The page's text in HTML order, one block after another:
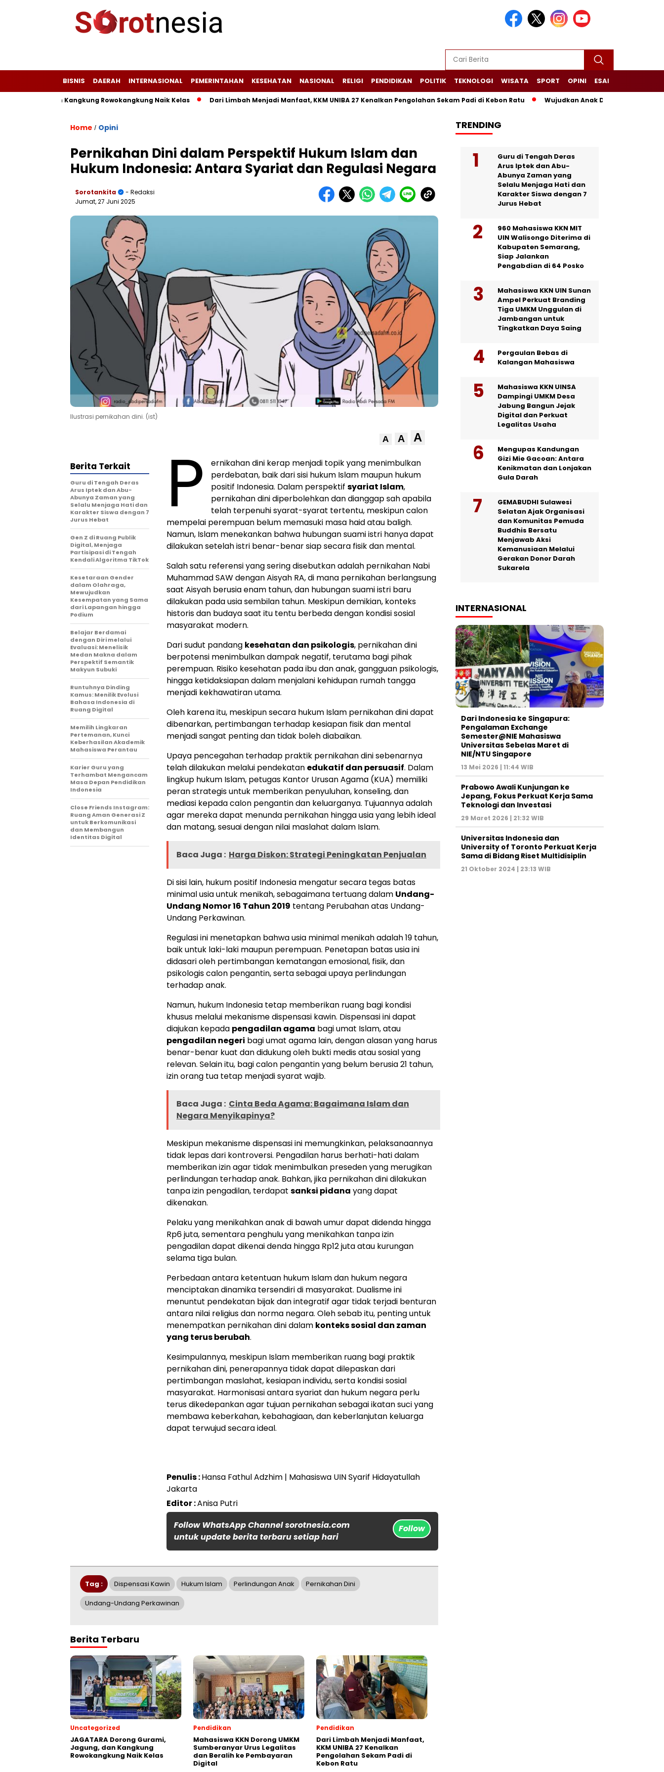
BISNIS DAERAH INTERNASIONAL PEMERINTAHAN KESEHATAN NASIONAL RELIGI PENDIDIKAN POLITIK TEKNOLOGI WISATA SPORT OPINI ESAI
dan Kangkung Rowokangkung Naik Kelas Dari Limbah Menjadi Manfaat, KKM UNIBA 27 Kenalkan Pengolahan Sekam Padi di Kebon Ratu Wujudkan Anak Desa Sehat dan Mandiri,
Home / Opini
Pernikahan Dini dalam Perspektif Hukum Islam dan
Hukum Indonesia: Antara Syariat dan Regulasi Negara
Sorotankita
- Redaksi
Jumat, 27 Juni 2025
Ilustrasi pernikahan dini. (ist)
A A A
P
ernikahan dini kerap menjadi topik yang menimbulkan
perdebatan, baik dari sisi hukum Islam maupun hukum
positif Indonesia. Dalam perspektifsyariat Islam,
pernikahan dini diperbolehkan dan dianggap sah apabila
telah terpenuhi syarat-syarat tertentu, meskipun calon
mempelai perempuan belum memasuki masa haid atau baligh.
Namun, Islam menekankan bahwa hubungan suami istri hanya dapat
dilakukan setelah istri benar-benar siap secara fisik dan mental.
Salah satu referensi yang sering disebutkan adalah pernikahan Nabi
Muhammad SAW dengan Aisyah RA, di mana pernikahan berlangsung
saat Aisyah berusia enam tahun, dan hubungan suami istri baru
dilakukan pada usia sembilan tahun. Meskipun demikian, konteks
historis dan budaya saat itu tentu berbeda dengan kondisi sosial
masyarakat modern.
Dari sudut pandang kesehatan dan psikologis, pernikahan dini
berpotensi menimbulkan dampak negatif, terutama bagi pihak
perempuan. Risiko kesehatan pada ibu dan anak, gangguan psikologis,
hingga ketidaksiapan dalam menjalani kehidupan rumah tangga
menjadi kekhawatiran utama.
Oleh karena itu, meskipun secara hukum Islam pernikahan dini dapat
dibenarkan, pertimbangan terhadap kesiapan fisik dan mental
menjadi sangat penting dan tidak boleh diabaikan.
Upaya pencegahan terhadap praktik pernikahan dini sebenarnya
telah dilakukan melalui pendekatan edukatif dan persuasif. Dalam
lingkup hukum Islam, petugas Kantor Urusan Agama (KUA) memiliki
peran strategis untuk memberikan penyuluhan, konseling, dan
mediasi kepada calon pengantin dan keluarganya. Tujuannya adalah
agar mereka dapat menunda pernikahan hingga usia yang lebih ideal
dan matang, sesuai dengan nilai maslahat dalam Islam.
Baca Juga : Harga Diskon: Strategi Peningkatan Penjualan
Di sisi lain, hukum positif Indonesia mengatur secara tegas batas
minimal usia untuk menikah, sebagaimana tertuang dalam Undang-
Undang Nomor 16 Tahun 2019 tentang Perubahan atas Undang-
Undang Perkawinan.
Regulasi ini menetapkan bahwa usia minimal menikah adalah 19 tahun,
baik untuk laki-laki maupun perempuan. Penetapan batas usia ini
didasari oleh pertimbangan kematangan emosional, fisik, dan
psikologis calon pengantin, serta sebagai upaya perlindungan
terhadap anak.
Namun, hukum Indonesia tetap memberikan ruang bagi kondisi
khusus melalui mekanisme dispensasi kawin. Dispensasi ini dapat
diajukan kepada pengadilan agama bagi umat Islam, atau
pengadilan negeri bagi umat agama lain, dengan alasan yang harus
benar-benar kuat dan didukung oleh bukti medis atau sosial yang
relevan. Selain itu, bagi calon pengantin yang belum berusia 21 tahun,
izin orang tua tetap menjadi syarat wajib.
Baca Juga : Cinta Beda Agama: Bagaimana Islam dan
Negara Menyikapinya?
Meskipun mekanisme dispensasi ini memungkinkan, pelaksanaannya
tidak lepas dari kontroversi. Pengadilan harus berhati-hati dalam
memberikan izin agar tidak menimbulkan preseden yang merugikan
perlindungan terhadap anak. Bahkan, jika pernikahan dini dilakukan
tanpa izin pengadilan, terdapat sanksi pidana yang dapat
dikenakan.
Pelaku yang menikahkan anak di bawah umur dapat didenda hingga
Rp6 juta, sementara penghulu yang menikahkan tanpa izin
pengadilan dapat dikenai denda hingga Rp12 juta atau kurungan
selama tiga bulan.
Perbedaan antara ketentuan hukum Islam dan hukum negara
menciptakan dinamika tersendiri di masyarakat. Dualisme ini
menuntut pendekatan bijak dan integratif agar tidak terjadi benturan
antara nilai religius dan norma negara. Oleh sebab itu, penting untuk
menempatkan pernikahan dini dalam konteks sosial dan zaman
yang terus berubah.
Kesimpulannya, meskipun Islam memberikan ruang bagi praktik
pernikahan dini, penerapannya tidak dapat dilepaskan dari
pertimbangan maslahat, kesiapan individu, serta kondisi sosial
masyarakat. Harmonisasi antara syariat dan hukum negara perlu
terus dikedepankan agar tujuan pernikahan sebagai ikatan suci yang
membawa keberkahan, kebahagiaan, dan keberlanjutan keluarga
dapat terwujud secara ideal.
Penulis :Hansa Fathul Adzhim | Mahasiswa UIN Syarif Hidayatullah
Jakarta
Editor :Anisa Putri
Follow WhatsApp Channel sorotnesia.com
untuk update berita terbaru setiap hari
Follow
Berita Terkait
Guru di Tengah Deras
Arus Iptek dan Abu-
Abunya Zaman yang
Selalu Menjaga Hati dan
Karakter Siswa dengan 7
Jurus Hebat
Gen Z di Ruang Publik
Digital, Menjaga
Partisipasi di Tengah
Kendali Algoritma TikTok
Kesetaraan Gender
dalam Olahraga,
Mewujudkan
Kesempatan yang Sama
dari Lapangan hingga
Podium
Belajar Berdamai
dengan Diri melalui
Evaluasi: Menelisik
Medan Makna dalam
Perspektif Semantik
Makyun Subuki
Runtuhnya Dinding
Kamus: Menilik Evolusi
Bahasa Indonesia di
Ruang Digital
Memilih Lingkaran
Pertemanan, Kunci
Keberhasilan Akademik
Mahasiswa Perantau
Karier Guru yang
Terhambat Mengancam
Masa Depan Pendidikan
Indonesia
Close Friends Instagram:
Ruang Aman Generasi Z
untuk Berkomunikasi
dan Membangun
Identitas Digital
Tag : Dispensasi Kawin Hukum Islam Perlindungan Anak Pernikahan Dini
Undang-Undang Perkawinan
Berita Terbaru
Uncategorized
JAGATARA Dorong Gurami,
Jagung, dan Kangkung
Rowokangkung Naik Kelas
Pendidikan
Mahasiswa KKN Dorong UMKM
Sumberanyar Urus Legalitas
dan Beralih ke Pembayaran
Digital
Pendidikan
Dari Limbah Menjadi Manfaat,
KKM UNIBA 27 Kenalkan
Pengolahan Sekam Padi di
Kebon Ratu
TRENDING
Guru di Tengah Deras
Arus Iptek dan Abu-
Abunya Zaman yang
Selalu Menjaga Hati dan
Karakter Siswa dengan 7
Jurus Hebat
960 Mahasiswa KKN MIT
UIN Walisongo Diterima di
Kabupaten Semarang,
Siap Jalankan
Pengabdian di 64 Posko
Mahasiswa KKN UIN Sunan
Ampel Perkuat Branding
Tiga UMKM Unggulan di
Jambangan untuk
Tingkatkan Daya Saing
Pergaulan Bebas di
Kalangan Mahasiswa
Mahasiswa KKN UINSA
Dampingi UMKM Desa
Jabung Bangun Jejak
Digital dan Perkuat
Legalitas Usaha
Mengupas Kandungan
Gizi Mie Gacoan: Antara
Kenikmatan dan Lonjakan
Gula Darah
GEMABUDHI Sulawesi
Selatan Ajak Organisasi
dan Komunitas Pemuda
Buddhis Bersatu
Menjawab Aksi
Kemanusiaan Melalui
Gerakan Donor Darah
Sukarela
INTERNASIONAL
Dari Indonesia ke Singapura:
Pengalaman Exchange
Semester@NIE Mahasiswa
Universitas Sebelas Maret di
NIE/NTU Singapore
13 Mei 2026 | 11:44 WIB
Prabowo Awali Kunjungan ke
Jepang, Fokus Perkuat Kerja Sama
Teknologi dan Investasi
29 Maret 2026 | 21:32 WIB
Universitas Indonesia dan
University of Toronto Perkuat Kerja
Sama di Bidang Riset Multidisiplin
21 Oktober 2024 | 23:13 WIB